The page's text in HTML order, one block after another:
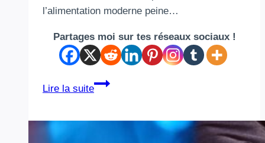
l’alimentation moderne peine…
Partages moi sur tes réseaux sociaux !
Lire la suite
Les